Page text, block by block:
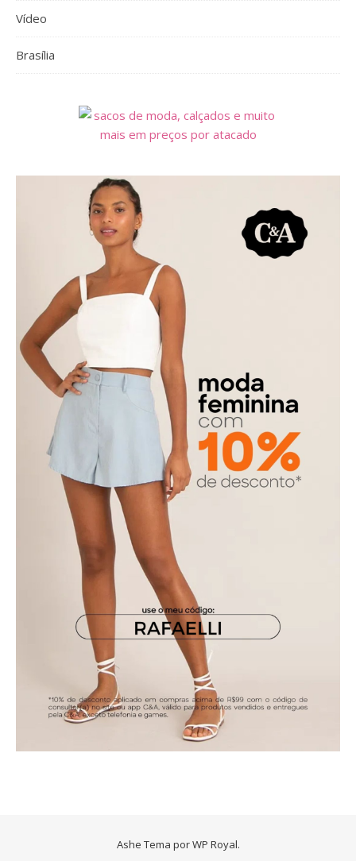
Vídeo
Brasília
Ashe Tema porWP Royal.